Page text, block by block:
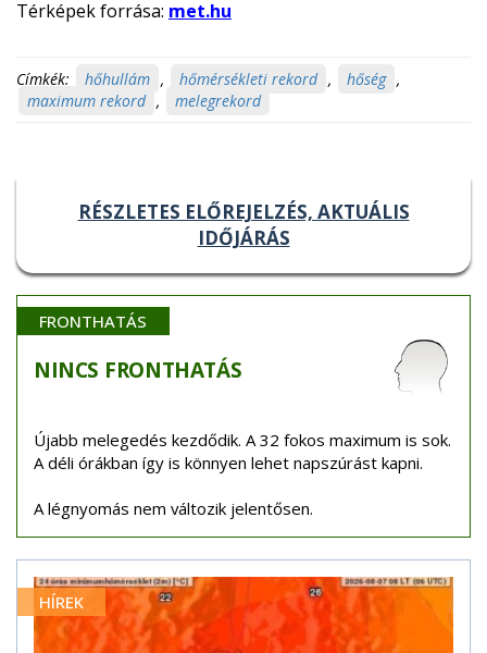
Térképek forrása: met.hu
Címkék: hőhullám , hőmérsékleti rekord , hőség ,
maximum rekord , melegrekord
RÉSZLETES ELŐREJELZÉS, AKTUÁLIS
IDŐJÁRÁS
FRONTHATÁS
NINCS FRONTHATÁS
Újabb melegedés kezdődik. A 32 fokos maximum is sok.
A déli órákban így is könnyen lehet napszúrást kapni.
A légnyomás nem változik jelentősen.
HÍREK